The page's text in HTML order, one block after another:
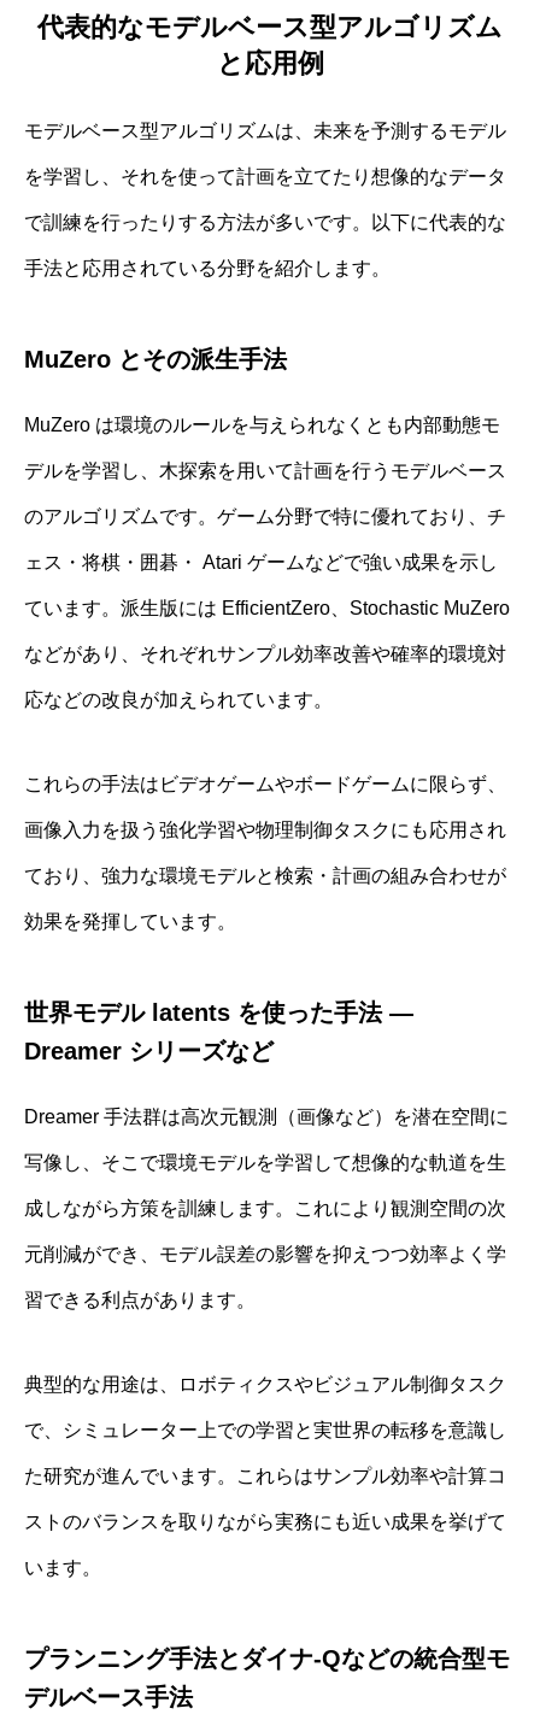
代表的なモデルベース型アルゴリズム
と応用例
モデルベース型アルゴリズムは、未来を予測するモデル
を学習し、それを使って計画を立てたり想像的なデータ
で訓練を行ったりする方法が多いです。以下に代表的な
手法と応用されている分野を紹介します。
MuZero とその派生手法
MuZero は環境のルールを与えられなくとも内部動態モ
デルを学習し、木探索を用いて計画を行うモデルベース
のアルゴリズムです。ゲーム分野で特に優れており、チ
ェス・将棋・囲碁・ Atari ゲームなどで強い成果を示し
ています。派生版には EfficientZero、Stochastic MuZero
などがあり、それぞれサンプル効率改善や確率的環境対
応などの改良が加えられています。
これらの手法はビデオゲームやボードゲームに限らず、
画像入力を扱う強化学習や物理制御タスクにも応用され
ており、強力な環境モデルと検索・計画の組み合わせが
効果を発揮しています。
世界モデル latents を使った手法 —
Dreamer シリーズなど
Dreamer 手法群は高次元観測（画像など）を潜在空間に
写像し、そこで環境モデルを学習して想像的な軌道を生
成しながら方策を訓練します。これにより観測空間の次
元削減ができ、モデル誤差の影響を抑えつつ効率よく学
習できる利点があります。
典型的な用途は、ロボティクスやビジュアル制御タスク
で、シミュレーター上での学習と実世界の転移を意識し
た研究が進んでいます。これらはサンプル効率や計算コ
ストのバランスを取りながら実務にも近い成果を挙げて
います。
プランニング手法とダイナ‐Qなどの統合型モ
デルベース手法